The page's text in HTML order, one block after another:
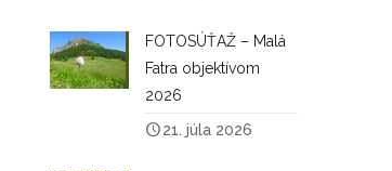
FOTOSÚŤAŽ – Malá
Fatra objektívom
2026
21. júla 2026